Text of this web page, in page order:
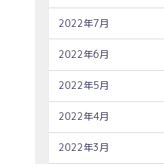
2022年7月
2022年6月
2022年5月
2022年4月
2022年3月